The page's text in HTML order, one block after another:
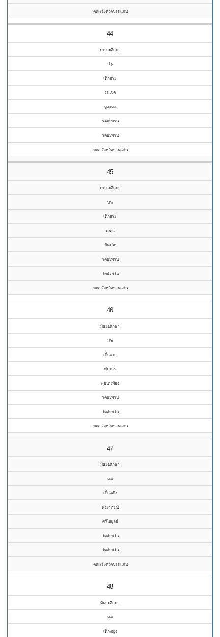
คณะจังหวัดขอนแก่น
44
ประถมศึกษา
ป.๖
เด็กชาย
ธนโชติ
มูลแมง
วัดอัมพวัน
วัดอัมพวัน
คณะจังหวัดขอนแก่น
45
ประถมศึกษา
ป.๖
เด็กชาย
มงคล
พันสนิท
วัดอัมพวัน
วัดอัมพวัน
คณะจังหวัดขอนแก่น
46
มัธยมศึกษา
ม.๒
เด็กชาย
ศุภากร
ผุยนาเพียง
วัดอัมพวัน
วัดอัมพวัน
คณะจังหวัดขอนแก่น
47
มัธยมศึกษา
ม.๓
เด็กหญิง
พิริยาภรณ์
ศรีไพบูลย์
วัดอัมพวัน
วัดอัมพวัน
คณะจังหวัดขอนแก่น
48
มัธยมศึกษา
ม.๓
เด็กหญิง